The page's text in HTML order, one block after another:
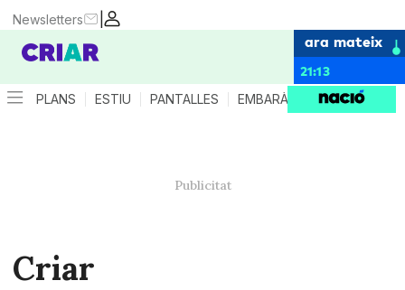
|
Newsletters
ara mateix
21:13
PLANS ESTIU PANTALLES EMBARÀS CRIANÇA
Criar